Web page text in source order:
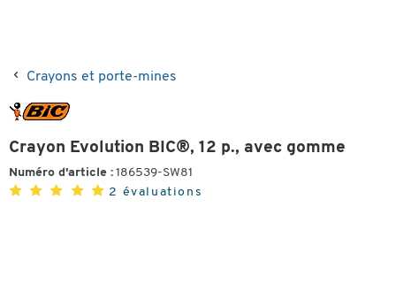
Crayons et porte-mines
Crayon Evolution BIC®, 12 p., avec gomme
Numéro d'article : 186539-SW81
2 évaluations